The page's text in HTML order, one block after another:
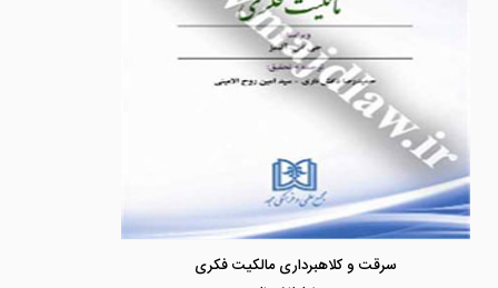
سرقت و کلاهبرداری مالکیت فکری